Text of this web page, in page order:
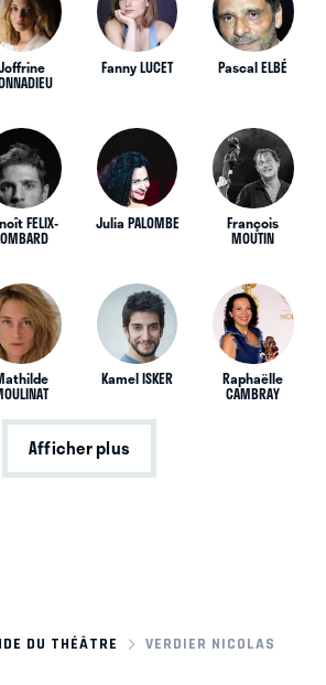
Fanny LUCET Pascal ELBÉ
FELIX- Julia PALOMBE François
MOUTIN
Kamel ISKER Raphaëlle
CAMBRAY
Afficher plus
DU THÉÂTRE VERDIER NICOLAS